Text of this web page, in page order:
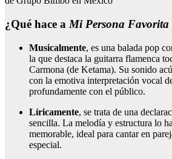
¿Qué hace a Mi Persona Favorita
Musicalmente, es una balada pop
la que destaca la guitarra flamenca
Carmona (de Ketama). Su sonido
con la emotiva interpretación vocal
profundamente con el público.
Líricamente, se trata de una
sencilla. La melodía y estructura lo
memorable, ideal para cantar en
especial.